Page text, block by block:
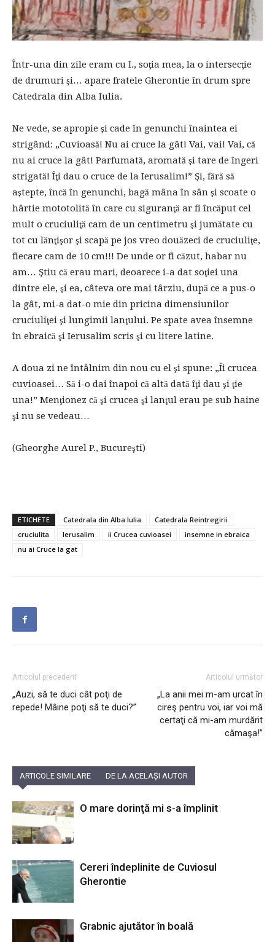
Într-una din zile eram cu I., soţia mea, la o intersecţie
de drumuri şi… apare fratele Gherontie în drum spre
Catedrala din Alba Iulia.
Ne vede, se apropie şi cade în genunchi înaintea ei
strigând: „Cuvioasă! Nu ai cruce la gât! Vai, vai! Vai, că
nu ai cruce la gât! Parfumată, aromată şi tare de îngeri
strigată! Îţi dau o cruce de la Ierusalim!” Şi, fără să
aştepte, încă în genunchi, bagă mâna în sân şi scoate o
hârtie mototolită în care cu siguranţă ar fi încăput cel
mult o cruciuliţă cam de un centimetru şi jumătate cu
tot cu lănţişor şi scapă pe jos vreo douăzeci de cruciuliţe,
fiecare cam de 10 cm!!! De unde or fi căzut, habar nu
am… Ştiu că erau mari, deoarece i-a dat soţiei una
dintre ele, şi ea, câteva ore mai târziu, după ce a pus-o
la gât, mi-a dat-o mie din pricina dimensiunilor
cruciuliţei şi lungimii lanţului. Pe spate avea însemne
în ebraică şi Ierusalim scris şi cu litere latine.
A doua zi ne întâlnim din nou cu el şi spune: „Îi crucea
cuvioasei… Să i-o dai înapoi că altă dată îţi dau şi ţie
una!” Menţionez că şi crucea şi lanţul erau pe sub haine
şi nu se vedeau…
(Gheorghe Aurel P., Bucureşti)
ETICHETE Catedrala din Alba Iulia
Catedrala Reintregirii
cruciulita
Ierusalim ii Crucea cuvioasei
insemne in ebraica
nu ai Cruce la gat
Articolul precedent
„Auzi, să te duci cât poţi de
repede! Mâine poţi să te duci?”
Articolul următor
„La anii mei m-am urcat în
cireş pentru voi, iar voi mă
certaţi că mi-am murdărit
cămaşa!”
ARTICOLE SIMILARE DE LA ACELAȘI AUTOR
O mare dorinţă mi s-a împlinit
Cereri îndeplinite de Cuviosul
Gherontie
Grabnic ajutător în boală